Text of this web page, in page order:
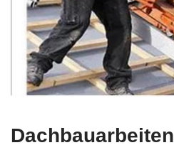
Dachbauarbeiten